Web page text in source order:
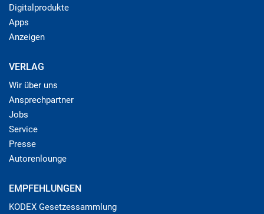
Digitalprodukte
Apps
Anzeigen
VERLAG
Wir über uns
Ansprechpartner
Jobs
Service
Presse
Autorenlounge
EMPFEHLUNGEN
KODEX Gesetzessammlung